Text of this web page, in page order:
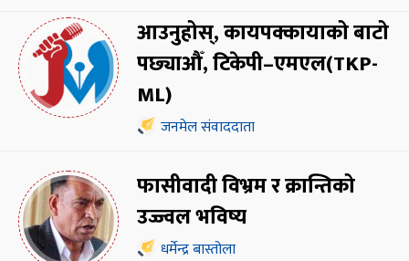
आउनुहोस्, कायपक्कायाको बाटो
पछ्याऔँ, टिकेपी–एमएल(TKP-
ML)
जनमेल संवाददाता
फासीवादी विभ्रम र क्रान्तिको
उज्ज्वल भविष्य
धर्मेन्द्र बास्तोला